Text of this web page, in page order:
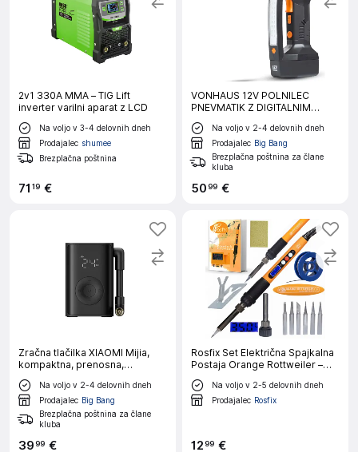
2v1 330A MMA – TIG Lift
inverter varilni aparat z LCD
Na voljo v 3-4 delovnih dneh
Prodajalec shumee
Brezplačna poštnina
71 19 €
VONHAUS 12V POLNILEC
PNEVMATIK Z DIGITALNIM
MERILCEM TLAKA
Na voljo v 2-4 delovnih dneh
Prodajalec Big Bang
Brezplačna poštnina za člane
kluba
5099 €
Zračna tlačilka XIAOMI Mijia,
kompaktna, prenosna,
električna
Na voljo v 2-4 delovnih dneh
Prodajalec Big Bang
Brezplačna poštnina za člane
kluba
3999 €
Rosfix Set Električna Spajkalna
Postaja Orange Rottweiler –
LCD, 60W, 180–500 °C, 6
Grotov, 900M | ESD, EU Vtič
Na voljo v 2-5 delovnih dneh
Prodajalec Rosfix
1299 €